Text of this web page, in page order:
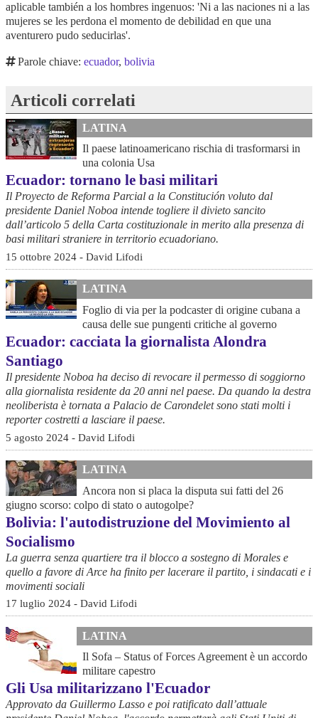
aplicable también a los hombres ingenuos: 'Ni a las naciones ni a las
mujeres se les perdona el momento de debilidad en que una
aventurero pudo seducirlas'.
Parole chiave:ecuador,bolivia
Articoli correlati
LATINA
Il paese latinoamericano rischia di trasformarsi in
una colonia Usa
Ecuador: tornano le basi militari
Il Proyecto de Reforma Parcial a la Constitución voluto dal
presidente Daniel Noboa intende togliere il divieto sancito
dall’articolo 5 della Carta costituzionale in merito alla presenza di
basi militari straniere in territorio ecuadoriano.
15 ottobre 2024 - David Lifodi
LATINA
Foglio di via per la podcaster di origine cubana a
causa delle sue pungenti critiche al governo
Ecuador: cacciata la giornalista Alondra
Santiago
Il presidente Noboa ha deciso di revocare il permesso di soggiorno
alla giornalista residente da 20 anni nel paese. Da quando la destra
neoliberista è tornata a Palacio de Carondelet sono stati molti i
reporter costretti a lasciare il paese.
5 agosto 2024 - David Lifodi
LATINA
Ancora non si placa la disputa sui fatti del 26
giugno scorso: colpo di stato o autogolpe?
Bolivia: l'autodistruzione del Movimiento al
Socialismo
La guerra senza quartiere tra il blocco a sostegno di Morales e
quello a favore di Arce ha finito per lacerare il partito, i sindacati e i
movimenti sociali
17 luglio 2024 - David Lifodi
LATINA
Il Sofa – Status of Forces Agreement è un accordo
militare capestro
Gli Usa militarizzano l'Ecuador
Approvato da Guillermo Lasso e poi ratificato dall’attuale